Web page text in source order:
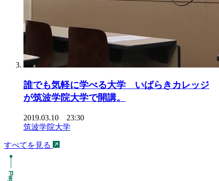
誰でも気軽に学べる大学 いばらきカレッジ
が筑波学院大学で開講。
2019.03.10 23:30
筑波学院大学
すべてを見る